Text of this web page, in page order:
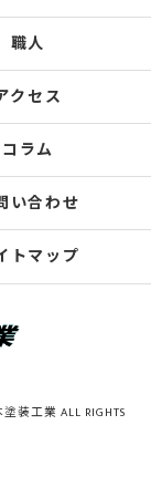
職人
クセス
コラム
い合わせ
トマップ
装工業 ALL RIGHTS